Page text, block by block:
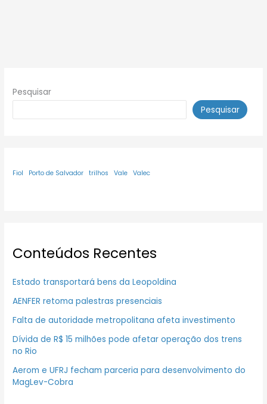
Pesquisar
Pesquisar
Fiol Porto de Salvador trilhos Vale Valec
Conteúdos Recentes
Estado transportará bens da Leopoldina
AENFER retoma palestras presenciais
Falta de autoridade metropolitana afeta investimento
Dívida de R$ 15 milhões pode afetar operação dos trens
no Rio
Aerom e UFRJ fecham parceria para desenvolvimento do
MagLev-Cobra